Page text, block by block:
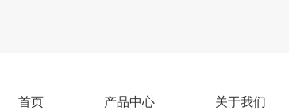
首页 产品中心 关于我们